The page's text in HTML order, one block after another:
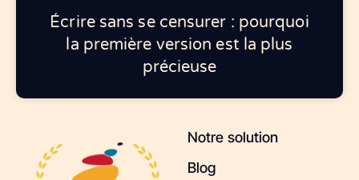
Écrire sans se censurer : pourquoi
la première version est la plus
précieuse
Notre solution
Blog